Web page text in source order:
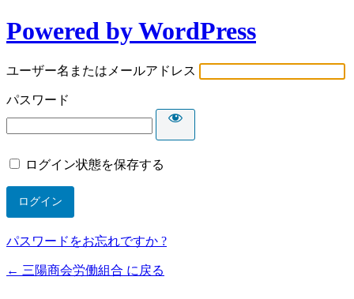
Powered by WordPress
ユーザー名またはメールアドレス
パスワード
ログイン状態を保存する
パスワードをお忘れですか ?
← 三陽商会労働組合 に戻る